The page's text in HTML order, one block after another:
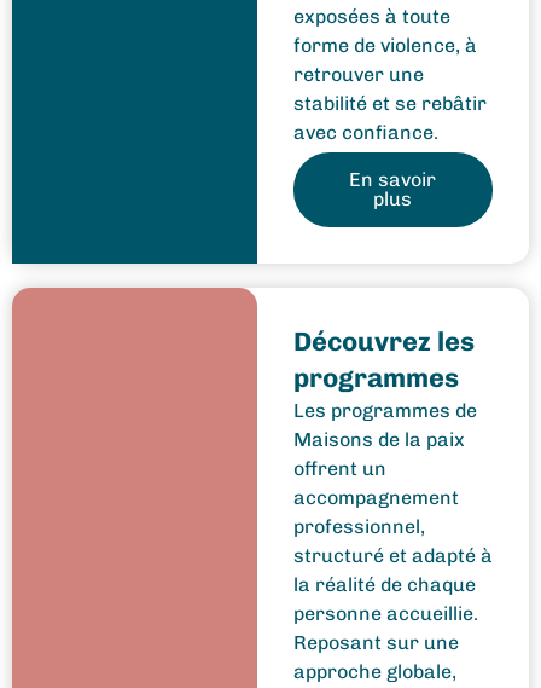
exposées à toute
forme de violence, à
retrouver une
stabilité et se rebâtir
avec confiance.
En savoir
plus
Découvrez les
programmes
Les programmes de
Maisons de la paix
offrent un
accompagnement
professionnel,
structuré et adapté à
la réalité de chaque
personne accueillie.
Reposant sur une
approche globale,